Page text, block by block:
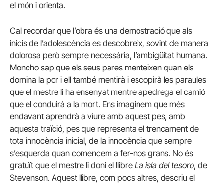
el món i orienta.
Cal recordar que l’obra és una demostració que als
inicis de l’adolescència es descobreix, sovint de manera
dolorosa però sempre necessària, l’ambigüitat humana.
Moncho sap que els seus pares menteixen quan els
domina la por i ell també mentirà i escopirà les paraules
que el mestre li ha ensenyat mentre apedrega el camió
que el conduirà a la mort. Ens imaginem que més
endavant aprendrà a viure amb aquest pes, amb
aquesta traïció, pes que representa el trencament de
tota innocència inicial, de la innocència que sempre
s’esquerda quan comencem a fer-nos grans. No és
gratuït que el mestre li doni el llibre La isla del tesoro, de
Stevenson. Aquest llibre, com pocs altres, descriu el